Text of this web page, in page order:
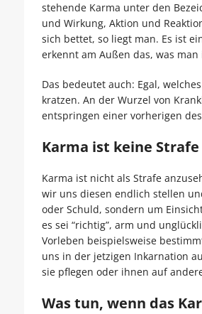
stehende Karma unter den
und Wirkung, Aktion und
sich bettet, so liegt man. Es ist
erkennt am Außen das, was
Das bedeutet auch: Egal,
kratzen. An der Wurzel von
entspringen einer vorherigen
Karma ist keine Strafe
Karma ist nicht als Strafe
wir uns diesen endlich stellen
oder Schuld, sondern um
es sei “richtig”, arm und
Vorleben beispielsweise
uns in der jetzigen Inkarnation
sie pflegen oder ihnen auf
Was tun, wenn das